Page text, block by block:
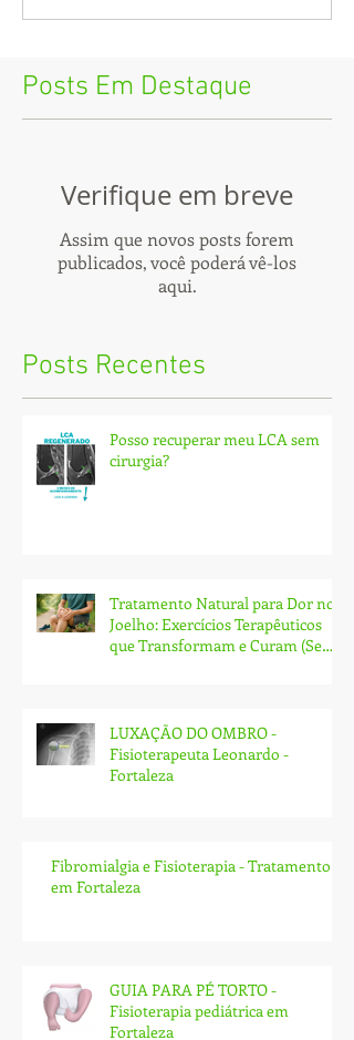
Posts Em Destaque
Verifique em breve
Assim que novos posts forem
publicados, você poderá vê-los
aqui.
Posts Recentes
Posso recuperar meu LCA sem
cirurgia?
Tratamento Natural para Dor no
Joelho: Exercícios Terapêuticos
que Transformam e Curam (Sem
LUXAÇÃO DO OMBRO -
Fisioterapeuta Leonardo -
Fortaleza
Fibromialgia e Fisioterapia - Tratamento
em Fortaleza
GUIA PARA PÉ TORTO -
Fisioterapia pediátrica em
Fortaleza